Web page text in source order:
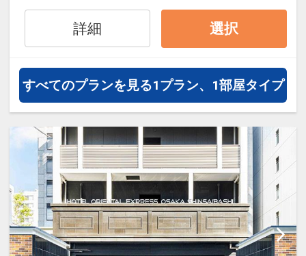
詳細 選択
すべてのプランを見る1プラン、1部屋タイプ